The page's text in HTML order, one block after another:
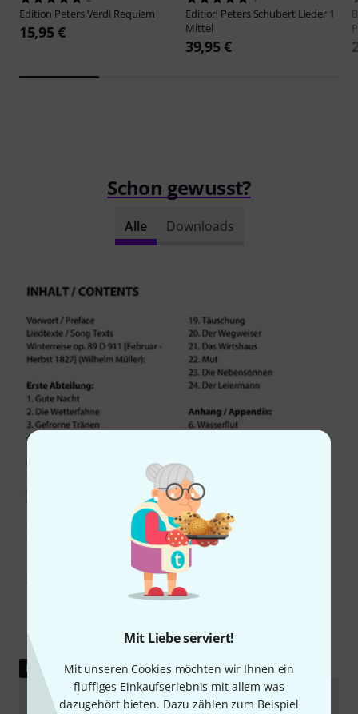
Mit Liebe serviert!
Mit unseren Cookies möchten wir Ihnen ein
fluffiges Einkaufserlebnis mit allem was
dazugehört bieten. Dazu zählen zum Beispiel
Edition PetersVerdi Requiem
15,95 €
Edition Peters Schubert Lieder 1
Mittel
39,95 €
Schon gewusst?
Alle Downloads
DOWNLOAD
Inhaltsverzeichnis